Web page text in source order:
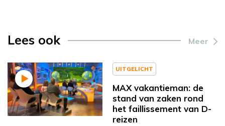
Lees ook Meer
UITGELICHT
MAX vakantieman: de
stand van zaken rond
het faillissement van D-
reizen